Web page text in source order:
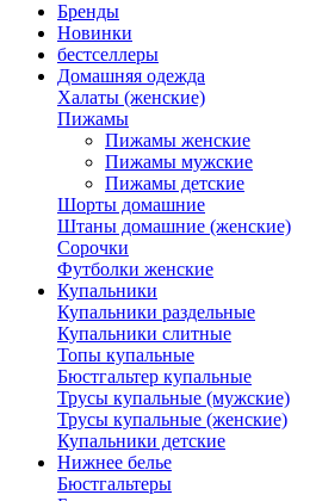
Бренды
Новинки
бестселлеры
Домашняя одежда
Халаты (женские)
Пижамы
Пижамы женские
Пижамы мужские
Пижамы детские
Шорты домашние
Штаны домашние (женские)
Сорочки
Футболки женские
Купальники
Купальники раздельные
Купальники слитные
Топы купальные
Бюстгальтер купальные
Трусы купальные (мужские)
Трусы купальные (женские)
Купальники детские
Нижнее белье
Бюстгальтеры